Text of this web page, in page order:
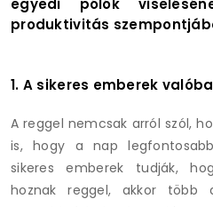
egyedi pólók
produktivitás
1. A sikeres emberek
A reggel nemcsak arról szól,
is, hogy a nap
sikeres emberek tudják,
hoznak reggel, akkor több